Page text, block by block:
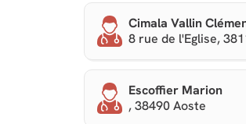
Cimala Vallin
8 rue de l'Eglise,
Escoffier Marion
, 38490 Aoste